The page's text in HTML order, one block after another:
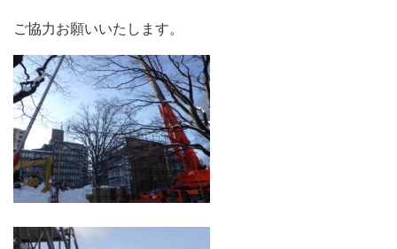
ご協力お願いいたします。